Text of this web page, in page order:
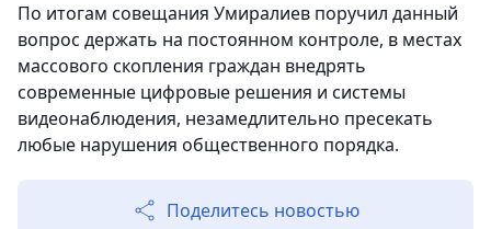
По итогам совещания Умиралиев поручил данный
вопрос держать на постоянном контроле, в местах
массового скопления граждан внедрять
современные цифровые решения и системы
видеонаблюдения, незамедлительно пресекать
любые нарушения общественного порядка.
Поделитесь новостью